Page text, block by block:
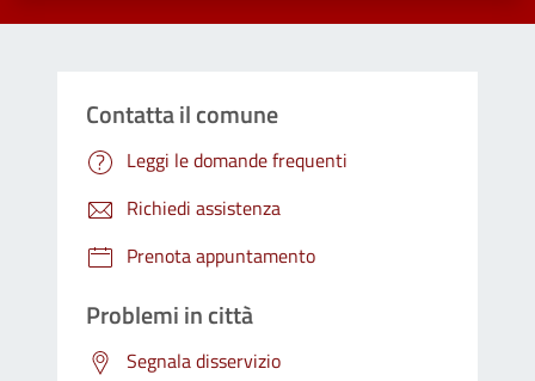
Contatta il comune
Leggi le domande frequenti
Richiedi assistenza
Prenota appuntamento
Problemi in città
Segnala disservizio